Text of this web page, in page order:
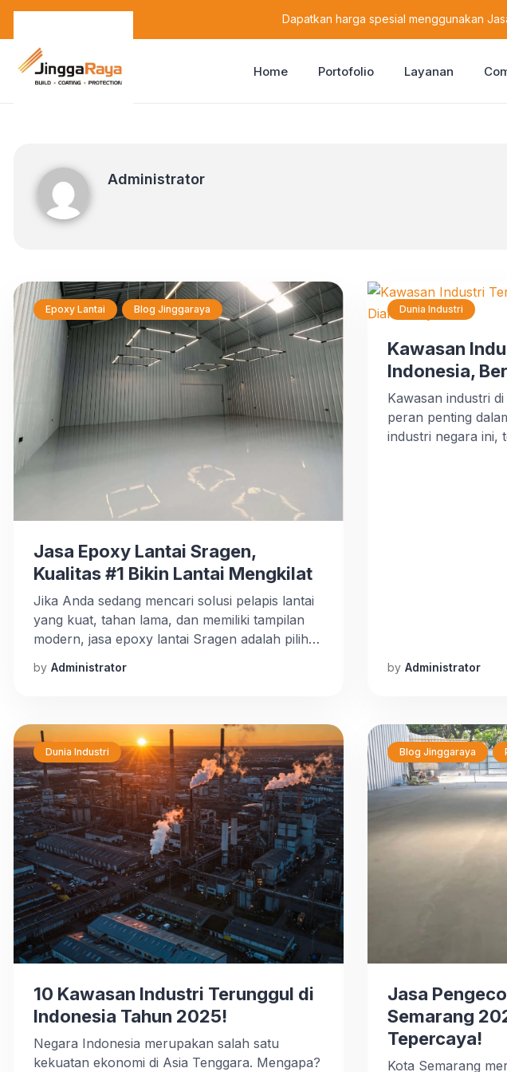
content
Dapatkan harga spesial menggunakan
Home Portofolio Layanan
Administrator
Epoxy Lantai Blog Jinggaraya
Jasa Epoxy Lantai Sragen,
Kualitas #1 Bikin Lantai Mengkilat
Jika Anda sedang mencari solusi pelapis lantai
yang kuat, tahan lama, dan memiliki tampilan
modern, jasa epoxy lantai Sragen adalah pilihan
yang tepat. Epoxy lantai kini semakin populer
digunakan, tidak hanya di lingkungan industri,
pelaku industri, utamanya industri
makanan/minuman dan industri […]
by Administrator
Dunia Industri
Kawasan
Indonesia,
Kawasan industri
peran penting
industri negara ini,
by Administrator
Dunia Industri
10 Kawasan Industri Terunggul di
Indonesia Tahun 2025!
Negara Indonesia merupakan salah satu
kekuatan ekonomi di Asia Tenggara. Mengapa?
Blog Jinggaraya
Jasa
Semarang
Tepercaya!
Kota Semarang